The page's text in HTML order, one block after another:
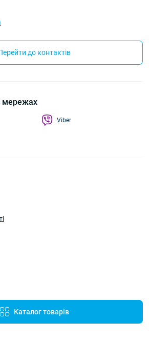
до контактів
Каталог товарів
мережах
Viber